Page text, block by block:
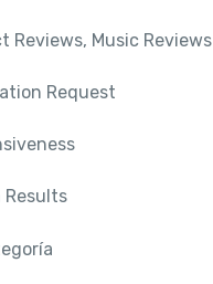
Reviews, Music Reviews
Request
Results